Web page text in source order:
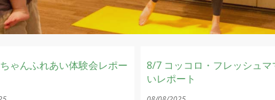
ゃんふれあい体験会レポー
8/7 コッコロ・フレッシュマ
いレポート